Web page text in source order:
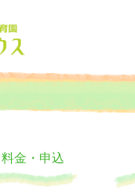
ーカリハ
月極 一時保育 一時預か
料金・申込